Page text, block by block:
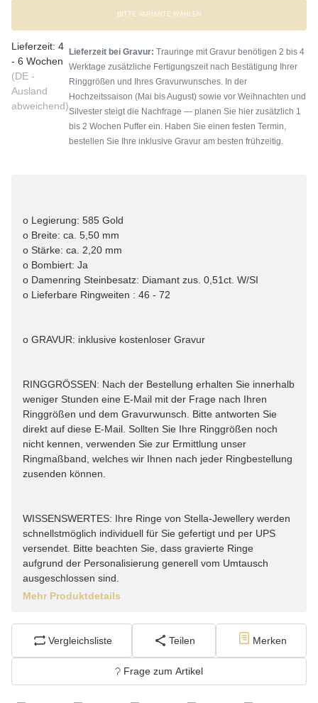
BITTE VARIANTE WÄHLEN
Lieferzeit: 4
- 6 Wochen
(DE -
Ausland
abweichend)
Lieferzeit bei Gravur: Trauringe mit Gravur benötigen 2 bis 4
Werktage zusätzliche Fertigungszeit nach Bestätigung Ihrer
Ringgrößen und Ihres Gravurwunsches. In der
Hochzeitssaison (Mai bis August) sowie vor Weihnachten und
Silvester steigt die Nachfrage — planen Sie hier zusätzlich 1
bis 2 Wochen Puffer ein. Haben Sie einen festen Termin,
bestellen Sie Ihre inklusive Gravur am besten frühzeitig.
o Legierung: 585 Gold
o Breite: ca. 5,50 mm
o Stärke: ca. 2,20 mm
o Bombiert: Ja
o Damenring Steinbesatz: Diamant zus. 0,51ct. W/SI
o Lieferbare Ringweiten : 46 - 72
o GRAVUR: inklusive kostenloser Gravur
RINGGRÖSSEN: Nach der Bestellung erhalten Sie innerhalb
weniger Stunden eine E-Mail mit der Frage nach Ihren
Ringgrößen und dem Gravurwunsch. Bitte antworten Sie
direkt auf diese E-Mail. Sollten Sie Ihre Ringgrößen noch
nicht kennen, verwenden Sie zur Ermittlung unser
Ringmaßband, welches wir Ihnen nach jeder Ringbestellung
zusenden können.
WISSENSWERTES: Ihre Ringe von Stella-Jewellery werden
schnellstmöglich individuell für Sie gefertigt und per UPS
versendet. Bitte beachten Sie, dass gravierte Ringe
aufgrund der Personalisierung generell vom Umtausch
ausgeschlossen sind.
Mehr Produktdetails
Vergleichsliste Teilen Merken
Frage zum Artikel